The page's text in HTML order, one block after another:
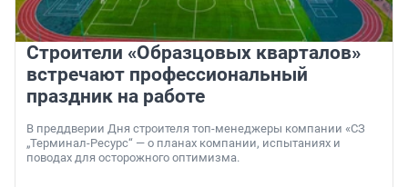
Строители «Образцовых кварталов»
встречают профессиональный
праздник на работе
В преддверии Дня строителя топ-менеджеры компании «СЗ
„Терминал-Ресурс“ — о планах компании, испытаниях и
поводах для осторожного оптимизма.